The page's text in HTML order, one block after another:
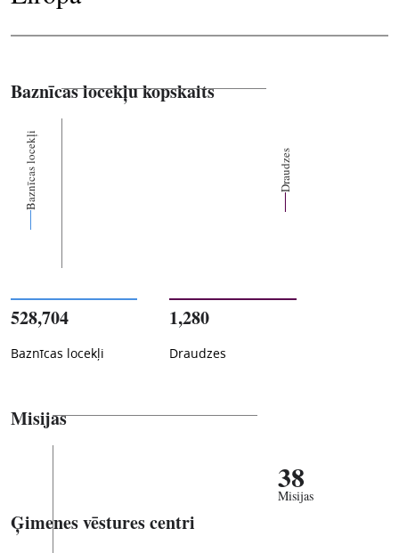
Baznīcas locekļu kopskaits
Baznīcas locekļi Draudzes
528,704
Baznīcas locekļi
1,280
Draudzes
Misijas
38
Misijas
Ģimenes vēstures centri